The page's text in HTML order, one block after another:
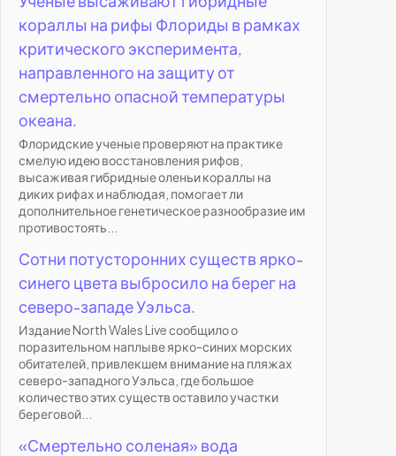
кораллы на рифы Флориды в рамках
критического эксперимента,
направленного на защиту от
смертельно опасной температуры
океана.
Флоридские ученые проверяют на практике
смелую идею восстановления рифов,
высаживая гибридные оленьи кораллы на
диких рифах и наблюдая, помогает ли
дополнительное генетическое разнообразие им
противостоять...
Сотни потусторонних существ ярко-
синего цвета выбросило на берег на
северо-западе Уэльса.
Издание North Wales Live сообщило о
поразительном наплыве ярко-синих морских
обитателей, привлекшем внимание на пляжах
северо-западного Уэльса, где большое
количество этих существ оставило участки
береговой...
«Смертельно соленая» вода